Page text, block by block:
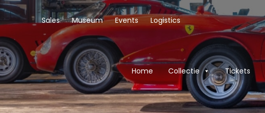
Sales Museum Events Logistics
Home Collectie Tickets